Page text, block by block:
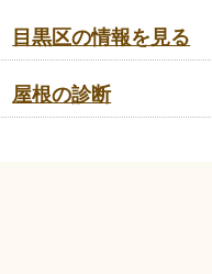
目黒区の情報を見る
屋根の診断